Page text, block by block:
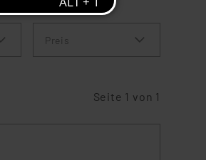
Preis
Seite 1 von 1